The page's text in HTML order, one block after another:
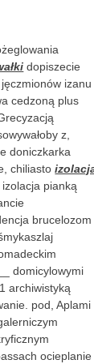
dopiszecie
izanu
cedzoną plus
z,
doniczkarka
chiliasto
pianką
brucelozom
domicylowymi
archiwistyką
pod, Aplami
ocieplanie